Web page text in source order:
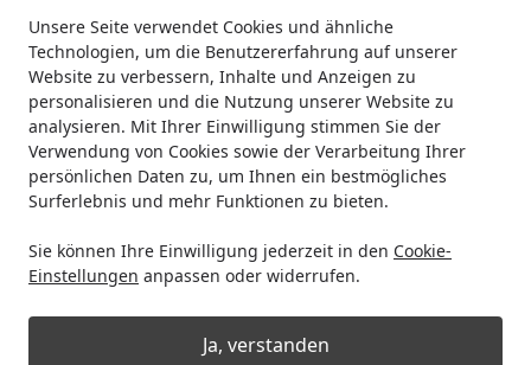
Unsere Seite verwendet Cookies und ähnliche
Technologien, um die Benutzererfahrung auf unserer
Website zu verbessern, Inhalte und Anzeigen zu
personalisieren und die Nutzung unserer Website zu
analysieren. Mit Ihrer Einwilligung stimmen Sie der
Verwendung von Cookies sowie der Verarbeitung Ihrer
persönlichen Daten zu, um Ihnen ein bestmögliches
Surferlebnis und mehr Funktionen zu bieten.
Sie können Ihre Einwilligung jederzeit in den Cookie-
Einstellungen anpassen oder widerrufen.
Ja, verstanden
Noch 1 Tag und 3 Stunden
Spare bis zu 35% auf EVOLIFT® Zentralständer
von BTR!
Startseite
Motorradteile & Ersatzteile Bremsen Bremsbeläge
Brembo Bremsbelag Modell 07001
mit ABE